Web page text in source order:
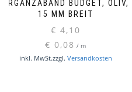
ORGANZABAND BUDGET, OLIV,
15 MM BREIT
€ 4,10
€ 0,08 / m
inkl. MwSt.zzgl. Versandkosten